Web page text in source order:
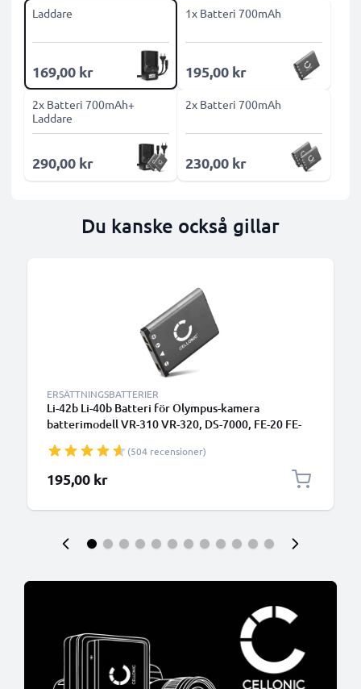
Laddare
169,00 kr
1x Batteri 700mAh
195,00 kr
2x Batteri 700mAh+
Laddare
290,00 kr
2x Batteri 700mAh
230,00 kr
Du kanske också gillar
ERSÄTTNINGSBATTERIER
Li-42b Li-40b Batteri för Olympus-kamera
batterimodell VR-310 VR-320, DS-7000, FE-20 FE-
VH210, LS-20M, D-720, 700mAh Kamera-
ersättningsbatteri med lång batteritid
(504 recensioner)
195,00 kr